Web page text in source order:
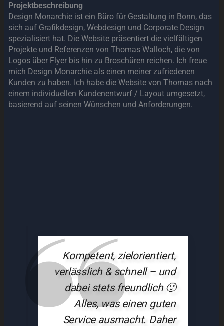
Projektbeschreibung
Design Monarchie ist ein Büro für Gestaltung in Bonn, das
sich auf Grafikdesign, Webdesign und Corporate Design
spezialisiert hat. Die Website präsentiert die vielfältigen
Projekte und Referenzen von Thomas Walloch, die von
Logos über Flyer bis hin zu Broschüren reichen. Ich freue
mich Design Monarchie als einen meiner zufriedenen
Kunden zu haben. Ich habe die Website von Thomas nach
einem individuellen Kundenentwurf / Layout umgesetzt,
basierend auf seinen Wünschen und Anforderungen.
Kompetent, zielorientiert,
verlässlich & schnell – und
dabei stets freundlich 🙂
Alles, was einen guten
Service ausmacht. Daher